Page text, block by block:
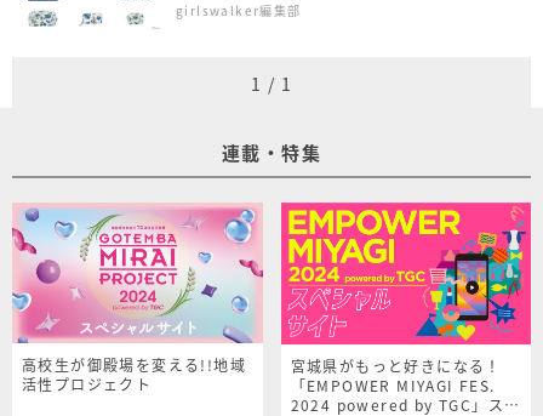
girlswalker編集部
1 / 1
連載・特集
高校生が御殿場を変える!!地域
活性プロジェクト
宮城県がもっと好きになる！
「EMPOWER MIYAGI FES.
2024 powered by TGC」スペ